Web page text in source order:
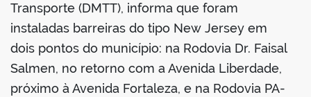
Transporte (DMTT), informa que foram
instaladas barreiras do tipo New Jersey em
dois pontos do município: na Rodovia Dr. Faisal
Salmen, no retorno com a Avenida Liberdade,
próximo à Avenida Fortaleza, e na Rodovia PA-